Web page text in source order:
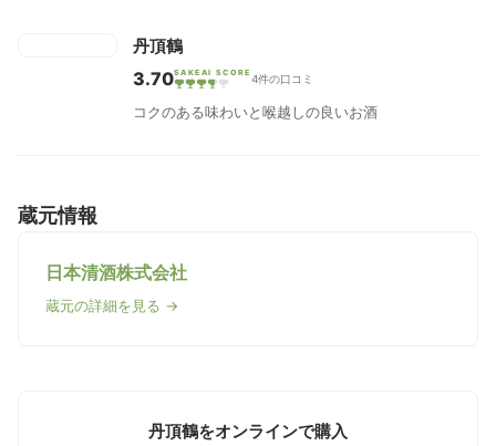
丹頂鶴
3.70SAKEAI SCORE 4件の口コミ
コクのある味わいと喉越しの良いお酒
蔵元情報
日本清酒株式会社
蔵元の詳細を見る →
丹頂鶴をオンラインで購入